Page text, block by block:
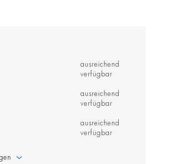
ausreichend
verfügbar
ausreichend
verfügbar
ausreichend
verfügbar